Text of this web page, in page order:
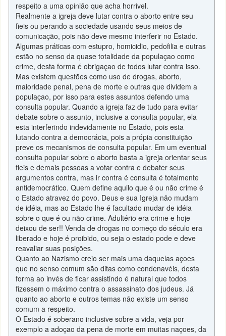
respeito a uma opinião que acha horrivel.
Realmente a igreja deve lutar contra o aborto entre seu
fieis ou perando a sociedade usando seus meios de
comunicação, pois não deve mesmo interferir no Estado.
Algumas práticas com estupro, homicidio, pedofilia e outras
estão no senso da quase totalidade da populaçao como
crime, desta forma é obrigaçao de todos lutar contra isso.
Mas existem questões como uso de drogas, aborto,
maioridade penal, pena de morte e outras que dividem a
populaçao, por isso para estes assuntos defendo uma
consulta popular. Quando a igreja faz de tudo para evitar
debate sobre o assunto, inclusive a consulta popular, ela
esta interferindo indevidamente no Estado, pois esta
lutando contra a democrácia, pois a própia constituição
preve os mecanismos de consulta popular. Em um eventual
consulta popular sobre o aborto basta a igreja orientar seus
fieis e demais pessoas a votar contra e debater seus
argumentos contra, mas ir contra é consulta é totalmente
antidemocrático. Quem define aquilo que é ou não crime é
o Estado atravez do povo. Deus e sua Igreja não mudam
de idéia, mas ao Estado lhe é facultado mudar de idéia
sobre o que é ou não crime. Adultério era crime e hoje
deixou de ser!! Venda de drogas no começo do século era
liberado e hoje é proibido, ou seja o estado pode e deve
reavaliar suas posições.
Quanto ao Nazismo creio ser mais uma daquelas açoes
que no senso comum são ditas como condenavéis, desta
forma ao invés de ficar assistindo é natural que todos
fizessem o máximo contra o assassinato dos judeus. Já
quanto ao aborto e outros temas não existe um senso
comum a respeito.
O Estado é soberano inclusive sobre a vida, veja por
exemplo a adoçao da pena de morte em muitas naçoes, da